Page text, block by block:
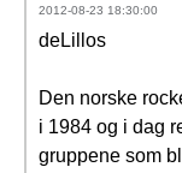
2012-08-23 18:30:00
deLillos
Den norske
i 1984 og i dag
gruppene som